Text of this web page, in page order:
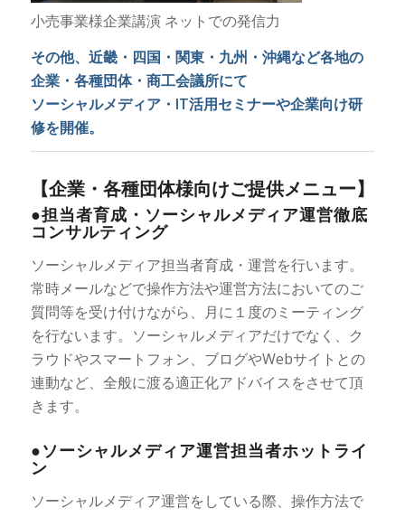
小売事業様企業講演 ネットでの発信力
その他、近畿・四国・関東・九州・沖縄など各地の
企業・各種団体・商工会議所にて
ソーシャルメディア・IT活用セミナーや企業向け研
修を開催。
【企業・各種団体様向けご提供メニュー】
●担当者育成・ソーシャルメディア運営徹底
コンサルティング
ソーシャルメディア担当者育成・運営を行います。
常時メールなどで操作方法や運営方法においてのご
質問等を受け付けながら、月に１度のミーティング
を行ないます。ソーシャルメディアだけでなく、ク
ラウドやスマートフォン、ブログやWebサイトとの
連動など、全般に渡る適正化アドバイスをさせて頂
きます。
●ソーシャルメディア運営担当者ホットライ
ン
ソーシャルメディア運営をしている際、操作方法で